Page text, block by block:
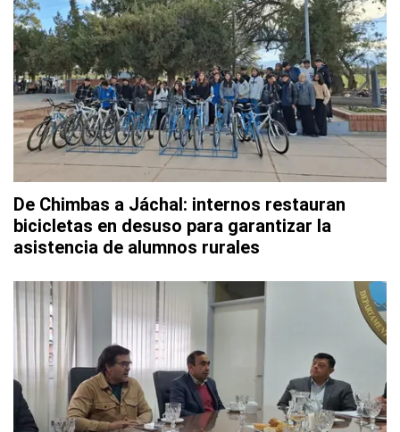
De Chimbas a Jáchal: internos restauran
bicicletas en desuso para garantizar la
asistencia de alumnos rurales